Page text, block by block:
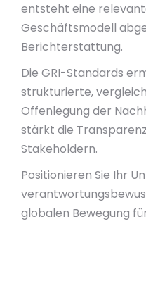
entsteht eine
Geschäftsmodell
Berichterstattung.
Die GRI-Standards
strukturierte,
Offenlegung der
stärkt die
Stakeholdern.
Positionieren Sie Ihr
globalen Bewegung